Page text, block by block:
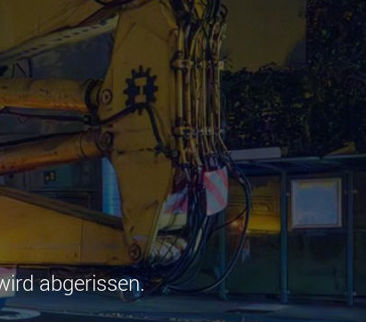
für
20 t bis 500 t
Batteriebetriebene
Elektrofahrzeuge mit
Nutzlasten ab 5 t
www.morello.eu.com
für
in
SPMT und
Industrietransporter für
Nutzlasten bis 25.000 t und
mehr
www.cometto.com
abgerissen.